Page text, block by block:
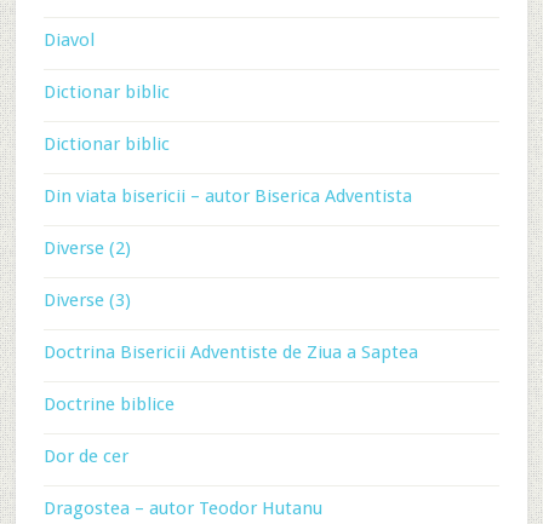
Diavol
Dictionar biblic
Dictionar biblic
Din viata bisericii – autor Biserica Adventista
Diverse (2)
Diverse (3)
Doctrina Bisericii Adventiste de Ziua a Saptea
Doctrine biblice
Dor de cer
Dragostea – autor Teodor Hutanu